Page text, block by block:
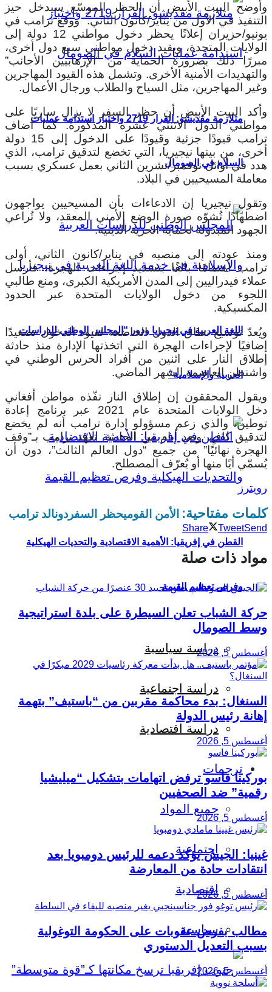
متلازمة مقديشو: القرار 2719 واختبار استدامة عمليات
السلام في الصومال
اللغة العربية في نيجيريا ودور “المجلس الوطني للدراسات
العربية والإسلامية”
القطن في إفريقيا: الأهمية الاقتصادية والتحديات الهيكلية
وفرص تعظيم القيمة
دراسة سياسية
دراسة اجتماعية
دراسة اقتصادية
ترجمات
جميع المواد
اجتماعية
اقتصادية
سياسية
وأوضح البيت الأبيض أن الحظر الموسّع سيدخل حيز
التنفيذ في الأول من يناير/كانون الثاني. ووقع ترامب في
يونيو/حزيران إعلانًا يحظر دخول مواطني 12 دولة إلى
الولايات المتحدة، ويقيد دخول مواطني سبع دول أخرى،
مبررًا ذلك بضرورة الحماية من “الإرهابيين الأجانب”
والتهديدات الأمنية الأخرى. وتشمل هذه القيود المهاجرين
وغير المهاجرين، مثل السياح والطلاب ورجال الأعمال.
وأكد البيت الأبيض أن حظر السفر لا يزال ساريًا على
مواطني الدول الاثنتي عشرة المذكورة. كما أضاف
ترامب قيودًا جزئية وقيودًا على الدخول إلى 15 دولة
أخرى، من بينها نيجيريا، التي تخضع لتدقيق ترامب، الذي
هدد في أوائل نوفمبر/تشرين الثاني بعمل عسكري بسبب
معاملة المسيحيين في البلاد.
وتقول نيجيريا إن الادعاءات بأن المسيحيين يواجهون
اضطهادًا تُشوّه صورة الوضع الأمني ​​المعقد، ولا تُراعي
الجهود المبذولة لحماية الحرية الدينية.
ومنذ عودته إلى منصبه في يناير/كانون الثاني، أولى
ترامب اهتمامًا بالغًا بتشديد إجراءات الهجرة، فأرسل
عملاء فيدراليين إلى المدن الأمريكية الكبرى، ومنع طالبي
اللجوء من دخول الولايات المتحدة عبر الحدود
المكسيكية.
ويُعدّ توسيع نطاق الدول الخاضعة لقيود الدخول تصعيدًا
إضافيًا لإجراءات الهجرة التي اتخذتها الإدارة منذ حادثة
إطلاق النار على اثنين من أفراد الحرس الوطني في
واشنطن العاصمة الشهر الماضي.
ويقول المحققون إن إطلاق النار نفّذه مواطن أفغاني
دخل الولايات المتحدة عام 2021 عبر برنامج إعادة
توطين، والذي زعم مسؤولو إدارة ترامب أنه لم يخضع
لتدقيق كافٍ.وبعد أيام من الحادثة، تعهّد ترامب بـ”وقف
الهجرة نهائيًا” من جميع “دول العالم الثالث”، دون أن
يُسمّي أيًا منها أو يُعرّف المصطلح.
رويترز
كلمات مفتاحية: الأمن القوميحظر السفردونالد ترامب
Share TweetSend
مواد ذات صلة
حركة الشباب تعلن السيطرة على بلدة استراتيجية
وسط الصومال
أغسطس 5, 2026
السنغال: بدء محاكمة مقربين من “باستيف” بتهمة
إهانة رئيس الدولة
أغسطس 5, 2026
بوركينا فاسو ترفض اتهامات بتشكيل “ميليشيا
رقمية” ضد الصحفيين
أغسطس 5, 2026
غينيا: الجيش يؤكد دعمه للرئيس دومبويا بعد
انتقادات حادة من المعارضة
أغسطس 5, 2026
مطالب بفرض عقوبات على الحكومة التوغولية
بسبب التعديل الدستوري
أغسطس 5, 2026